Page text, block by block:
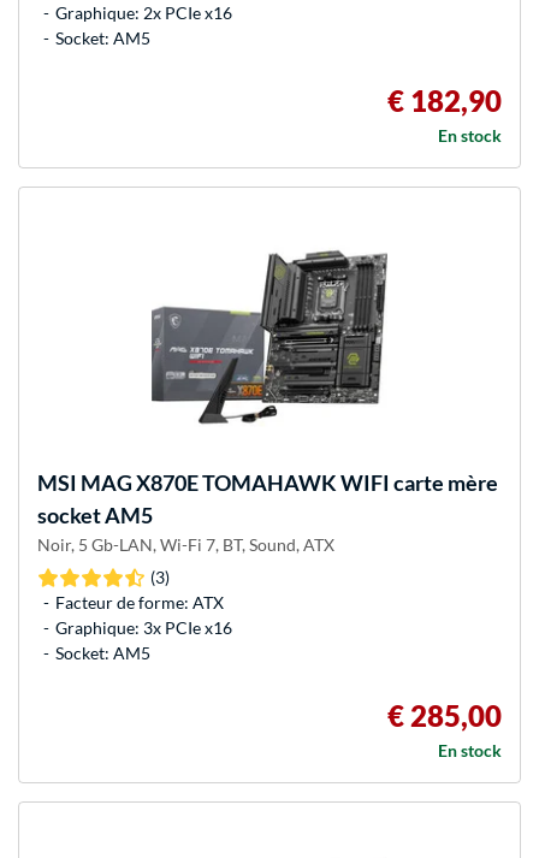
Graphique: 2x PCIe x16
Socket: AM5
€ 182,90
En stock
MSI MAG X870E TOMAHAWK WIFI carte mère
socket AM5
Noir, 5 Gb-LAN, Wi-Fi 7, BT, Sound, ATX
(3)
Facteur de forme: ATX
Graphique: 3x PCIe x16
Socket: AM5
€ 285,00
En stock